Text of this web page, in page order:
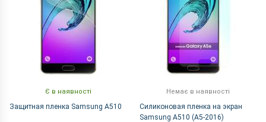
Є в наявності
Защитная пленка Samsung A510
Немає в наявності
Силиконовая пленка на экран
Samsung A510 (A5-2016)